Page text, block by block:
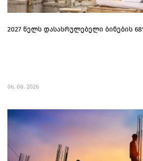
2027 წელს დასასრულებელი ბინების
06. 08. 2026